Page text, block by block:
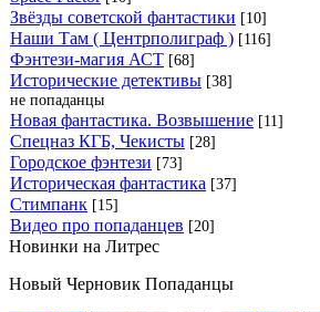
Звёзды советской фантастики [10]
Наши Там ( Центрполиграф ) [116]
Фэнтези-магия АСТ [68]
Исторические детективы [38]
не попаданцы
Новая фантастика. Возвышение [11]
Спецназ КГБ, Чекисты [28]
Городское фэнтези [73]
Историческая фантастика [37]
Стимпанк [15]
Видео про попаданцев [20]
Новинки на Литрес
Новый Черновик Попаданцы